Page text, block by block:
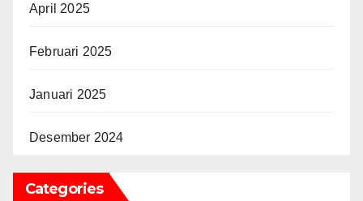
April 2025
Februari 2025
Januari 2025
Desember 2024
Categories